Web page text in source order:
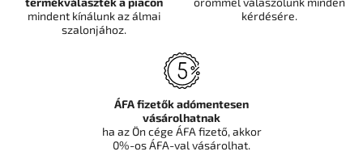
mindent kínálunk az álmai
szalonjához.
kérdésére.
ÁFA fizetők adómentesen
vásárolhatnak
ha az Ön cége ÁFA fizető, akkor
0%-os ÁFA-val vásárolhat.